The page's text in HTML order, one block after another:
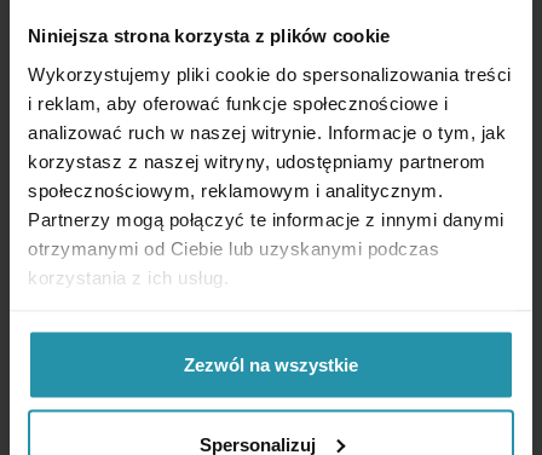
Niniejsza strona korzysta z plików cookie
Wykorzystujemy pliki cookie do spersonalizowania treści
i reklam, aby oferować funkcje społecznościowe i
analizować ruch w naszej witrynie. Informacje o tym, jak
korzystasz z naszej witryny, udostępniamy partnerom
społecznościowym, reklamowym i analitycznym.
Partnerzy mogą połączyć te informacje z innymi danymi
otrzymanymi od Ciebie lub uzyskanymi podczas
korzystania z ich usług.
Zezwól na wszystkie
Spersonalizuj
SEPARATORI MAGNETICI A SCIVOLO E A
GOBBA